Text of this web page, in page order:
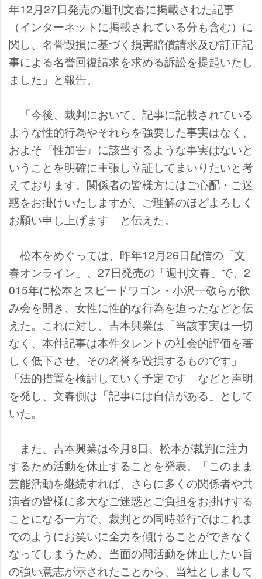
年12月27日発売の週刊文春に掲載された記事
（インターネットに掲載されている分も含む）に
関し、名誉毀損に基づく損害賠償請求及び訂正記
事による名誉回復請求を求める訴訟を提起いたし
ました」と報告。
「今後、裁判において、記事に記載されている
ような性的行為やそれらを強要した事実はなく、
およそ『性加害』に該当するような事実はないと
いうことを明確に主張し立証してまいりたいと考
えております。関係者の皆様方にはご心配・ご迷
惑をお掛けいたしますが、ご理解のほどよろしく
お願い申し上げます」と伝えた。
松本をめぐっては、昨年12月26日配信の「文
春オンライン」、27日発売の「週刊文春」で、2
015年に松本とスピードワゴン・小沢一敬らが飲
み会を開き、女性に性的な行為を迫ったなどと伝
えた。これに対し、吉本興業は「当該事実は一切
なく、本件記事は本件タレントの社会的評価を著
しく低下させ、その名誉を毀損するものです」
「法的措置を検討していく予定です」などと声明
を発し、文春側は「記事には自信がある」として
いた。
また、吉本興業は今月8日、松本が裁判に注力
するため活動を休止することを発表。「このまま
芸能活動を継続すれば、さらに多くの関係者や共
演者の皆様に多大なご迷惑とご負担をお掛けする
ことになる一方で、裁判との同時並行ではこれま
でのようにお笑いに全力を傾けることができなく
なってしまうため、当面の間活動を休止したい旨
の強い意志が示されたことから、当社としまして